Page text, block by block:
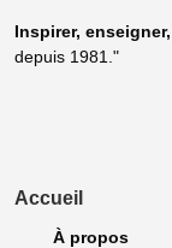
Inspirer,
depuis 1981."
Accueil
À propos